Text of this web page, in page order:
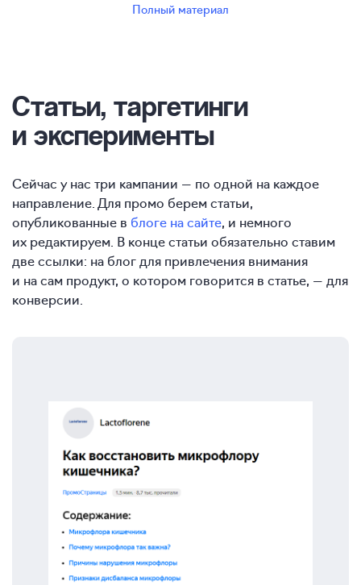
Полный материал
Статьи, таргетинги
и эксперименты
Сейчас у нас три кампании — по одной на каждое
направление. Для промо берем статьи,
опубликованные в блоге на сайте, и немного
их редактируем. В конце статьи обязательно ставим
две ссылки: на блог для привлечения внимания
и на сам продукт, о котором говорится в статье, — для
конверсии.